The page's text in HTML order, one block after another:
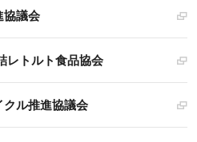
協議会
レトルト食品協会
クル推進協議会